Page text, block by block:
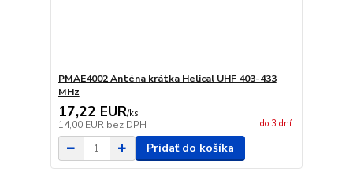
PMAE4002 Anténa krátka Helical UHF 403-433
MHz
17,22 EUR/ks
14,00 EUR bez DPH do 3 dní
Pridať do košíka